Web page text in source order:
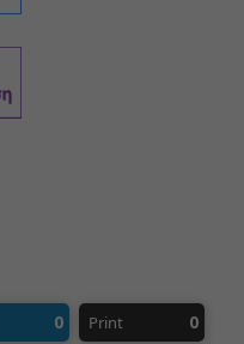
0 Print 0